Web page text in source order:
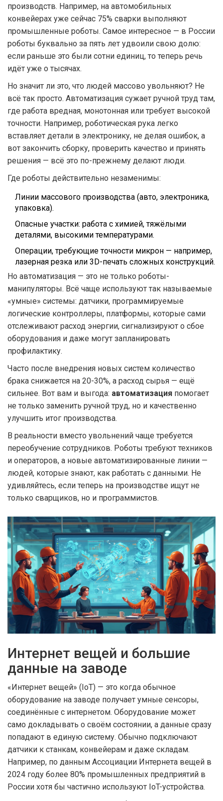
производств. Например, на автомобильных
конвейерах уже сейчас 75% сварки выполняют
промышленные роботы. Самое интересное — в России
роботы буквально за пять лет удвоили свою долю:
если раньше это были сотни единиц, то теперь речь
идёт уже о тысячах.
Но значит ли это, что людей массово увольняют? Не
всё так просто. Автоматизация сужает ручной труд там,
где работа вредная, монотонная или требует высокой
точности. Например, роботическая рука легко
вставляет детали в электронику, не делая ошибок, а
вот закончить сборку, проверить качество и принять
решения — всё это по-прежнему делают люди.
Где роботы действительно незаменимы:
Линии массового производства (авто, электроника,
упаковка).
Опасные участки: работа с химией, тяжёлыми
деталями, высокими температурами.
Операции, требующие точности микрон — например,
лазерная резка или 3D-печать сложных конструкций.
Но автоматизация — это не только роботы-
манипуляторы. Всё чаще используют так называемые
«умные» системы: датчики, программируемые
логические контроллеры, платформы, которые сами
отслеживают расход энергии, сигнализируют о сбое
оборудования и даже могут запланировать
профилактику.
Часто после внедрения новых систем количество
брака снижается на 20-30%, а расход сырья — ещё
сильнее. Вот вам и выгода: автоматизация помогает
не только заменить ручной труд, но и качественно
улучшить итог производства.
В реальности вместо увольнений чаще требуется
переобучение сотрудников. Роботы требуют техников
и операторов, а новые автоматизированные линии —
людей, которые знают, как работать с данными. Не
удивляйтесь, если теперь на производстве ищут не
только сварщиков, но и программистов.
Интернет вещей и большие
данные на заводе
«Интернет вещей» (IoT) — это когда обычное
оборудование на заводе получает умные сенсоры,
соединённые с интернетом. Оборудование может
само докладывать о своём состоянии, а данные сразу
попадают в единую систему. Обычно подключают
датчики к станкам, конвейерам и даже складам.
Например, по данным Ассоциации Интернета вещей в
2024 году более 80% промышленных предприятий в
России хотя бы частично используют IoT-устройства.